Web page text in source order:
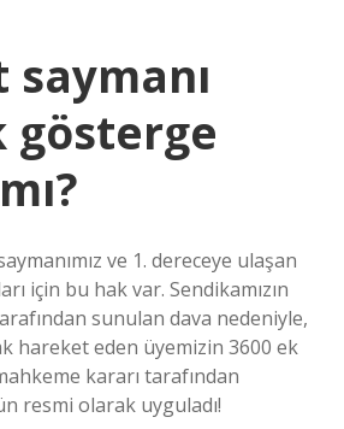
gösterge
ve 1. dereceye ulaşan
için bu hak var. Sendikamızın
sunulan dava nedeniyle,
hareket eden üyemizin 3600 ek
kararı tarafından
resmi olarak uyguladı!